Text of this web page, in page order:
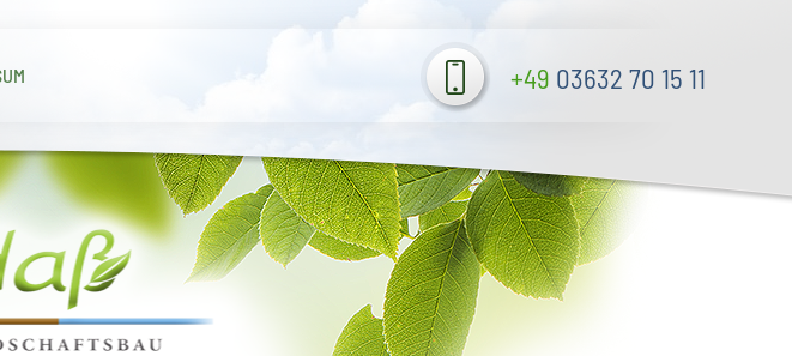
+49 03632 70 15 11